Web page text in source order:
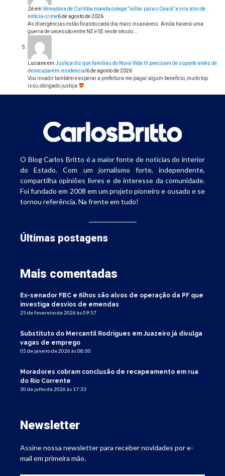
Zéem Vereadora de Curitiba manda colega “voltar para o Ceará” e vira alvo de
notícia-crime6 de agosto de 2026
As divergências estão ficando cada dia mais insanáveis. Ainda haverá uma
guerra de secessão entre NE e SE neste século.…
Lucianeem Justiça diz que famílias do Nova Vida III precisam de suporte antes de
desocuparem residencial 6 de agosto de 2026
Vou invadir também e esperar a prefeitura me pagar algum benefício, muito top
isso, obrigado justiça
O Blog Carlos Britto é a maior fonte de notícias do interior
do Estado. Com um jornalismo forte, independente,
compartilha opiniões livres e de interesse da comunidade.
Foi fundado em 2008 em um projeto pioneiro e ousado e se
tornou referência. Na frente em tudo!
Últimas postagens
Mais comentadas
Ex-senador FBC e filhos são alvos de operação da PF que
investiga desvios de emendas
25 de fevereiro de 2026 às 09:57
Substituto do Mercantil Rodrigues em Juazeiro já divulga
vagas de emprego
05 de janeiro de 2026 às 08:00
Moradores cobram conclusão de recapeamento em rua
do Rio Corrente
30 de julho de 2026 às 17:33
Newsletter
Assine nossa newsletter para receber novidades por e-
mail em primeira mão.